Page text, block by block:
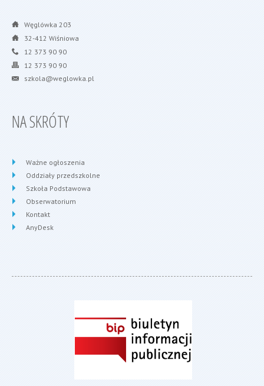
Węglówka 203
32-412 Wiśniowa
12 373 90 90
12 373 90 90
szkola@weglowka.pl
NA SKRÓTY
Ważne ogłoszenia
Oddziały przedszkolne
Szkoła Podstawowa
Obserwatorium
Kontakt
AnyDesk